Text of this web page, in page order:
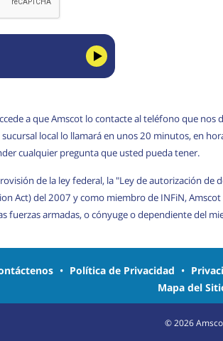
a que Amscot lo contacte al teléfono que nos
local lo llamará en unos 20 minutos, en
cualquier pregunta que usted pueda tener.
de la ley federal, la "Ley de autorización de
Act) del 2007 y como miembro de INFiN,
fuerzas armadas, o cónyuge o dependiente del
• Política de Privacidad •
Mapa del
©2026